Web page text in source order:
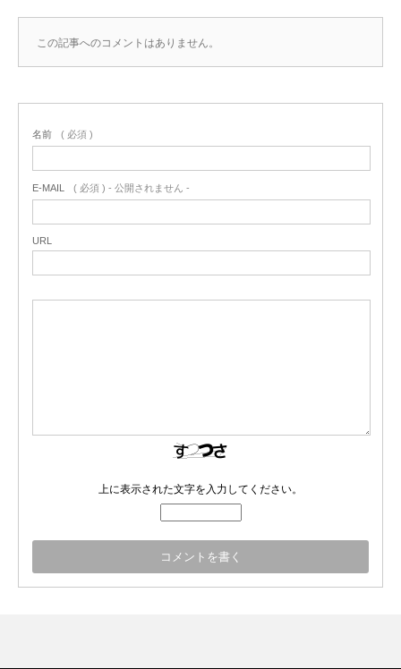
この記事へのコメントはありません。
名前 ( 必須 )
E-MAIL ( 必須 ) - 公開されません -
URL
上に表示された文字を入力してください。